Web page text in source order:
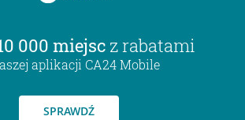
000 miejsc z rabatami
aplikacji CA24 Mobile
SPRAWDŹ